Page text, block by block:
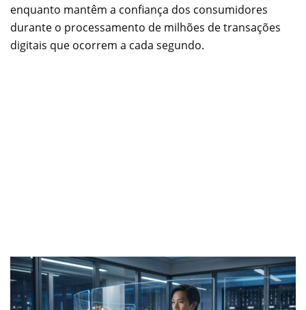
enquanto mantêm a confiança dos consumidores
durante o processamento de milhões de transações
digitais que ocorrem a cada segundo.